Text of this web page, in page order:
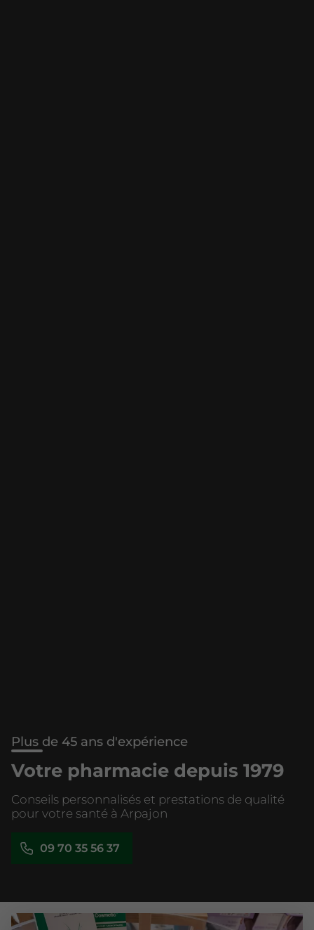
Plus de 45 ans d'expérience
Votre pharmacie depuis 1979
Conseils personnalisés et prestations de qualité
pour votre santé à Arpajon
09 70 35 56 37